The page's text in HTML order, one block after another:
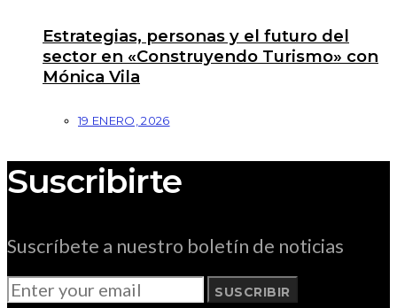
Estrategias, personas y el futuro del
sector en «Construyendo Turismo» con
Mónica Vila
19 ENERO, 2026
Suscribirte
Suscríbete a nuestro boletín de noticias
SUSCRIBIR